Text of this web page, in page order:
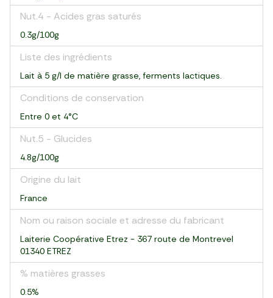
Nut.4 - Acides gras saturés
0.3g/100g
Liste des ingrédients
Lait à 5 g/l de matière grasse, ferments lactiques.
Conditions de conservation
Entre 0 et 4°C
Nut.5 - Glucides
4.8g/100g
Origine du lait
France
Nom ou raison sociale et adresse du fabricant
Laiterie Coopérative Etrez - 367 route de Montrevel
01340 ETREZ
% matières grasses
0.5%